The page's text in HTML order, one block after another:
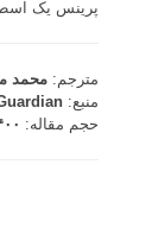
پرینس یک
مترجم: محمد
منبع:
حجم مقاله: ۱۴۰۰